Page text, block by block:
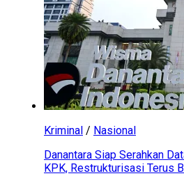
Kriminal / Nasional
Danantara Siap Serahkan
KPK, Restrukturisasi Terus